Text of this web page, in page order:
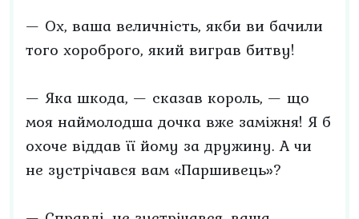
— Ох, ваша величність, якби ви бачили
того хороброго, який виграв битву!
— Яка шкода, — сказав король, — що
моя наймолодша дочка вже заміжня! Я б
охоче віддав її йому за дружину. А чи
не зустрічався вам «Паршивець»?